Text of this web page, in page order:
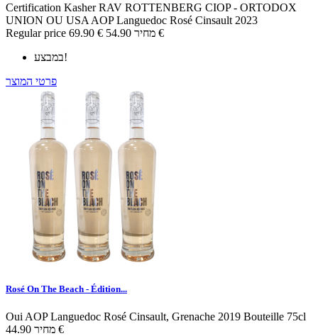
Certification Kasher RAV ROTTENBERG CIOP - ORTODOX
UNION OU USA AOP Languedoc Rosé Cinsault 2023
Regular price 69.90 € מחיר 54.90 €
במבצע!
פרטי המוצר
Rosé On The Beach - Édition...
Oui AOP Languedoc Rosé Cinsault, Grenache 2019 Bouteille 75cl
מחיר 44.90 €